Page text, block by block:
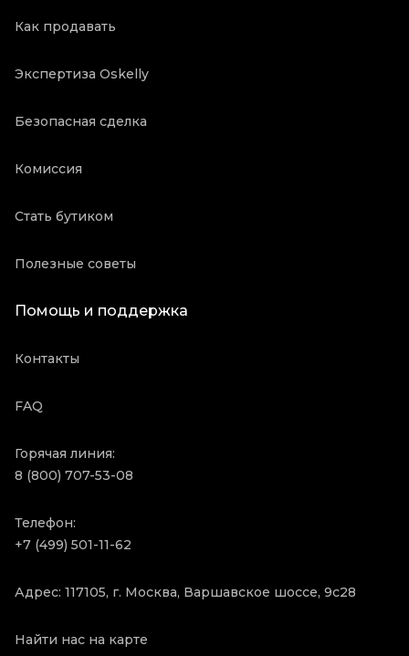
Как продавать
Экспертиза Oskelly
Безопасная сделка
Комиссия
Стать бутиком
Полезные советы
Помощь и поддержка
Контакты
FAQ
Горячая линия:
8 (800) 707-53-08
Телефон:
+7 (499) 501-11-62
Адрес: 117105, г. Москва, Варшавское шоссе, 9с28
Найти нас на карте